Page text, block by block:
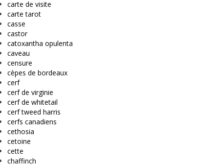
carte de visite
carte tarot
casse
castor
catoxantha opulenta
caveau
censure
cèpes de bordeaux
cerf
cerf de virginie
cerf de whitetail
cerf tweed harris
cerfs canadiens
cethosia
cetoine
cette
chaffinch